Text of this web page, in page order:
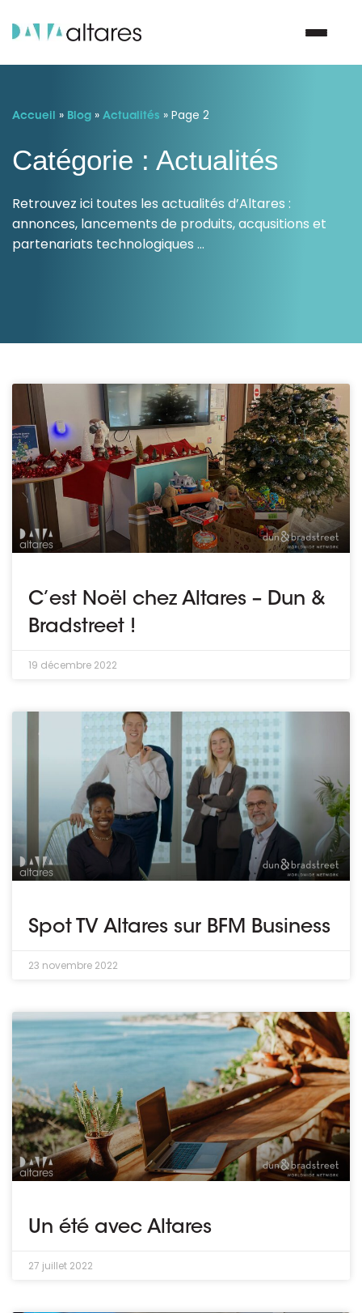
Nous contacter
Vos enjeux
Nos solutions
Ressources
Accueil » Blog » Actualités » Page 2
Catégorie : Actualités
Retrouvez ici toutes les actualités d’Altares :
annonces, lancements de produits, acqusitions et
partenariats technologiques …
C’est Noël chez Altares – Dun &
Bradstreet !
19 décembre 2022
Spot TV Altares sur BFM Business
23 novembre 2022
Un été avec Altares
27 juillet 2022